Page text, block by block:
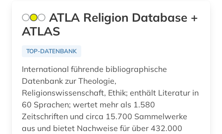
semitistik (1)
sinologie (2)
sozialwissenschaften (1)
sprache (2)
ATLA Religion Database +
ATLAS
TOP-DATENBANK
International führende bibliographische
Datenbank zur Theologie,
Religionswissenschaft, Ethik; enthält Literatur in
60 Sprachen; wertet mehr als 1.580
Zeitschriften und circa 15.700 Sammelwerke
aus und bietet Nachweise für über 432.000